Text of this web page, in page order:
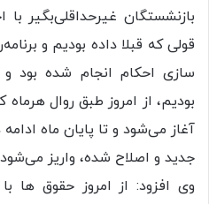
بازنشستگان غیرحداقلی‌بگیر
قولی که قبلا داده بودیم و
سازی احکام انجام شده بود و
بودیم، از امروز طبق روال
آغاز می‌شود و تا پایان ماه
جدید و اصلاح شده، واریز